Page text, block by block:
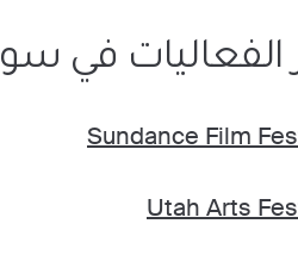
الفعاليات في
Sundance Film
Utah Arts